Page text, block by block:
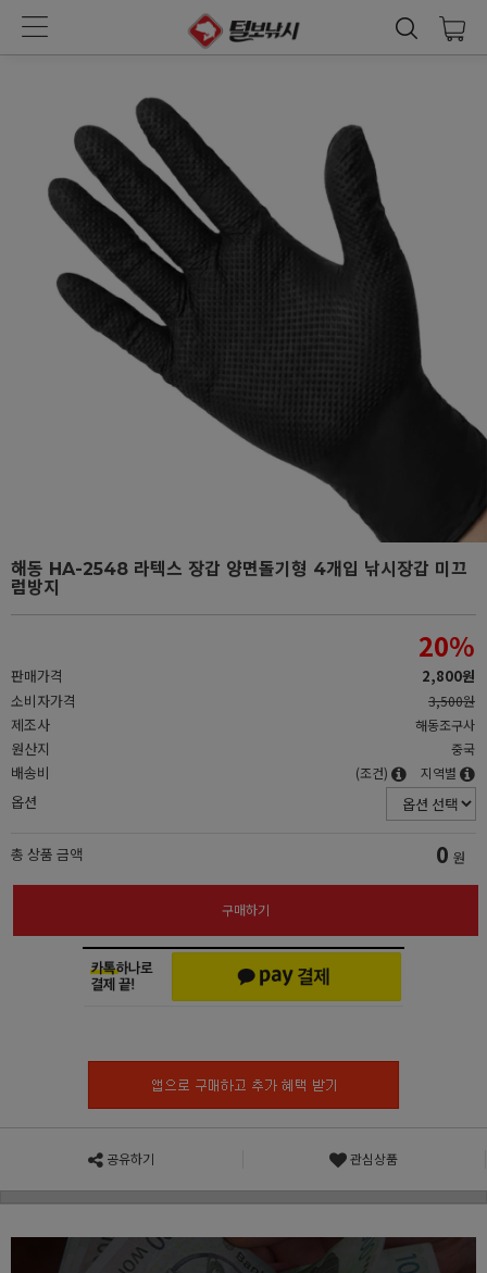
해동 HA-2548 라텍스 장갑 양면돌기형 4개입 낚시장갑 미끄
럼방지
판매가격
20%
2,800원
소비자가격
3,500원
제조사 해동조구사
원산지 중국
배송비 (조건) 지역별
옵션
총 상품 금액 0 원
구매하기
공유하기 관심상품